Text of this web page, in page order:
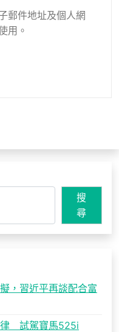
郵件地址及個人網
用。
搜
尋
，習近平再談配合富
律 試駕寶馬525i